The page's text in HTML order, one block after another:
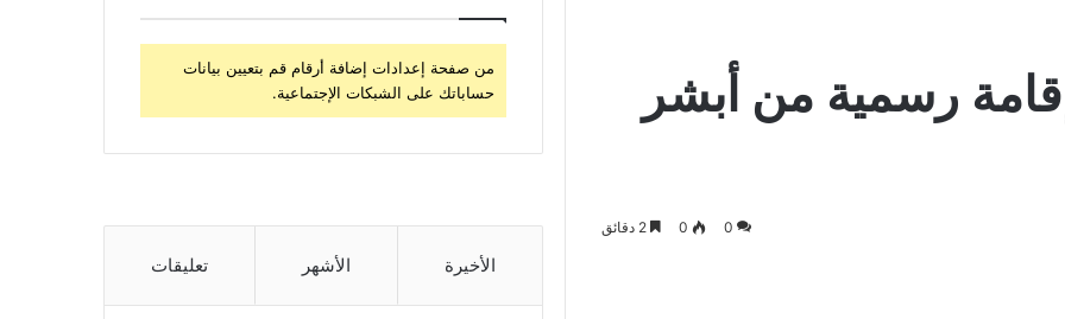
رسمية من أبشر
0
0
من صفحة إعدادات إضافة أرقام قم بتعيين بيانات
حساباتك على الشبكات الإجتماعية.
الأخيرة الأشهر تعليقات